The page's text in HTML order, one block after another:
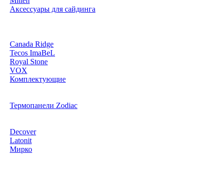
Аксессуары для сайдинга
Canada Ridge
Tecos ImaBeL
Royal Stone
VOX
Комплектующие
Термопанели Zodiac
Decover
Latonit
Мирко